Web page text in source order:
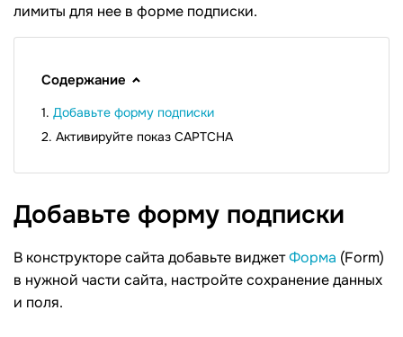
лимиты для нее в форме подписки.
Содержание
Добавьте форму подписки
Активируйте показ CAPTCHA
Добавьте форму подписки
В конструкторе сайта добавьте виджетФорма (Form)
в нужной части сайта, настройте сохранение данных
и поля.